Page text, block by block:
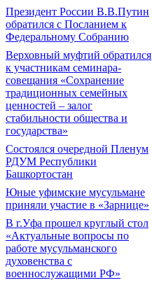
Президент России В.В.Путин
обратился с Посланием к
Федеральному Собранию
Верховный муфтий обратился
к участникам семинара-
совещания «Сохранение
традиционных семейных
ценностей – залог
стабильности общества и
государства»
Состоялся очередной Пленум
РДУМ Республики
Башкортостан
Юные уфимские мусульмане
приняли участие в «Зарнице»
В г.Уфа прошел круглый стол
«Актуальные вопросы по
работе мусульманского
духовенства с
военнослужащими РФ»